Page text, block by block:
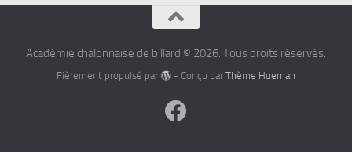
Académie chalonnaise de billard © 2026. Tous droits réservés.
Fièrement propulsé par - Conçu par Thème Hueman